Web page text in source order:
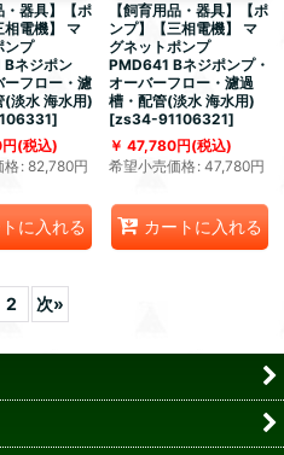
・器具】【ポ
相電機】 マ
ンプ
ネジポン
ーフロー・濾
(淡水 海水用)
]
円(税込)
格: 82,780円
に入れる
【飼育用品・器具】【ポ
ンプ】【三相電機】 マ
グネットポンプ
PMD641 Bネジポンプ・
オーバーフロー・濾過
槽・配管(淡水 海水用)
[zs34-91106321]
47,780円(税込)
希望小売価格: 47,780円
カートに入れる
2 次»